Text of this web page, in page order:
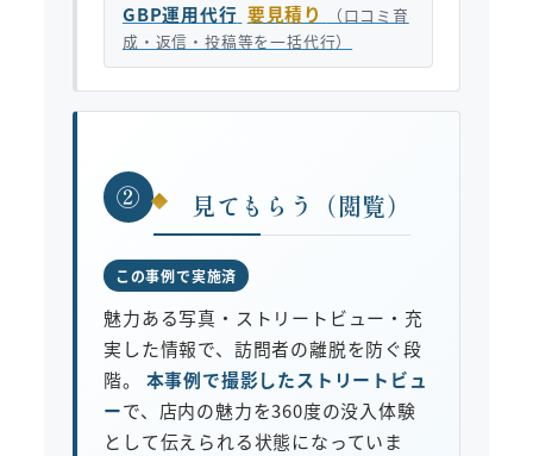
GBP運用代行 要見積り
（口コミ育
成・返信・投稿等を一括代行）
② 見てもらう（閲覧）
この事例で実施済
魅力ある写真・ストリートビュー・充
実した情報で、訪問者の離脱を防ぐ段
階。 本事例で撮影したストリートビュ
ーで、店内の魅力を360度の没入体験
として伝えられる状態になっていま